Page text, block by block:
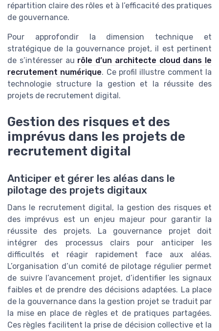
répartition claire des rôles et à l’efficacité des pratiques
de gouvernance.
Pour approfondir la dimension technique et
stratégique de la gouvernance projet, il est pertinent
de s’intéresser au rôle d’un architecte cloud dans le
recrutement numérique. Ce profil illustre comment la
technologie structure la gestion et la réussite des
projets de recrutement digital.
Gestion des risques et des
imprévus dans les projets de
recrutement digital
Anticiper et gérer les aléas dans le
pilotage des projets digitaux
Dans le recrutement digital, la gestion des risques et
des imprévus est un enjeu majeur pour garantir la
réussite des projets. La gouvernance projet doit
intégrer des processus clairs pour anticiper les
difficultés et réagir rapidement face aux aléas.
L’organisation d’un comité de pilotage régulier permet
de suivre l’avancement projet, d’identifier les signaux
faibles et de prendre des décisions adaptées. La place
de la gouvernance dans la gestion projet se traduit par
la mise en place de règles et de pratiques partagées.
Ces règles facilitent la prise de décision collective et la